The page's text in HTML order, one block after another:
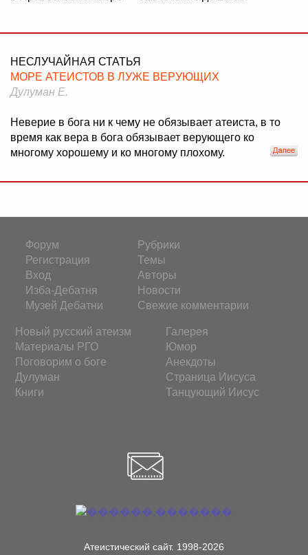
НЕСЛУЧАЙНАЯ СТАТЬЯ
МОРЕ АТЕИСТОВ В ЛУЖЕ ВЕРУЮЩИХ
Дулуман Е.
Неверие в бога ни к чему не обязывает атеиста, в то
время как вера в бога обязывает верующего ко
многому хорошему и ко многому плохому.
Форум
Регистрация
Вход
Изба-Дебатня
Музей Дебатни
Рубрики
Темы
Авторы
Новости
Свежие комментарии
Новый русский атеизм
Материалы РГО
Поговорим о боге
Дулуман
Книги
Галерея
Юмор
Анекдоты
Страница Иисуса
Танцующий Иисус
Атеистический сайт. 1998-2026